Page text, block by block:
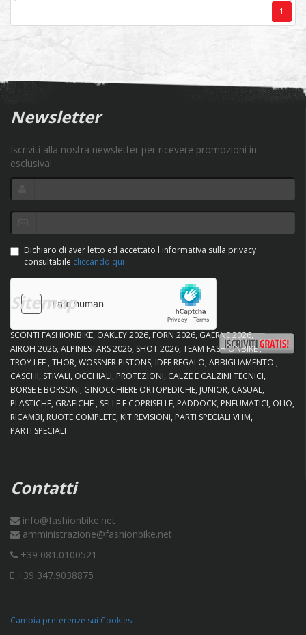
1
Newsletter
Iscriviti alla nostra newsletter per ricevere promozioni in
esclusiva!
Dichiaro di aver letto ed accettato l'informativa sulla privacy
consultabile cliccando qui
Sitemap
SCONTI FASHIONBIKE OAKLEY 2026 FORN 2026 GAERNE 2026
AIROH 2026 ALPINESTARS 2026 SHOT 2026 TEAM FASHIONBIKE
TROY LEE THOR WOSSNER PISTONS IDEE REGALO ABBIGLIAMENTO
CASCHI STIVALI OCCHIALI PROTEZIONI CALZE E CALZINI TECNICI
BORSE E BORSONI GINOCCHIERE ORTOPEDICHE JUNIOR CASUAL
PLASTICHE GRAFICHE SELLE E COPRISELLE PADDOCK PNEUMATICI OLIO
RICAMBI RUOTE COMPLETE KIT REVISIONI PARTI SPECIALI VHM
PARTI SPECIALI
Contatti
info@fashionbike.net
amministrazione@fashionbike.net
+39 081.0100521
+39 347.9038875
Cambia preferenze sui Cookies